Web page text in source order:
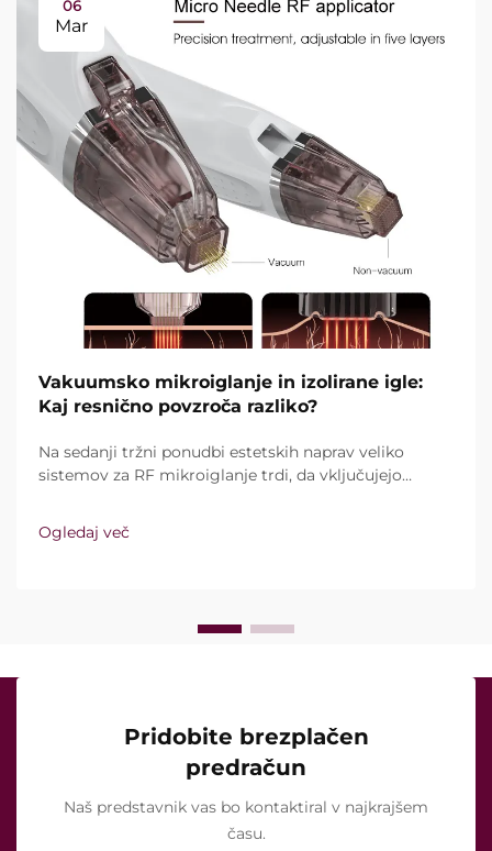
06
Mar
Vakuumsko mikroiglanje in izolirane igle:
Kaj resnično povzroča razliko?
Na sedanji tržni ponudbi estetskih naprav veliko
sistemov za RF mikroiglanje trdi, da vključujejo
vprašanje pa ni le, ali te funkcije sploh obstajajo,
temveč kako natančno delujejo med kliničnim
Ogledaj več
Pridobite brezplačen
predračun
Naš predstavnik vas bo kontaktiral v najkrajšem
času.